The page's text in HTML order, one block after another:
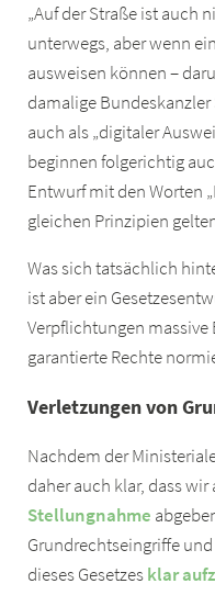
„Auf der Straße ist auch
unterwegs, aber wenn
ausweisen können –
damalige
auch als „digitaler
beginnen folgerichtig
Entwurf mit den Worten
gleichen Prinzipien
Was sich tatsächlich
ist aber ein
Verpflichtungen massive
garantierte Rechte
Verletzungen von
Nachdem der
daher auch klar, dass
Stellungnahme
Grundrechtseingriffe
dieses Gesetzesklar